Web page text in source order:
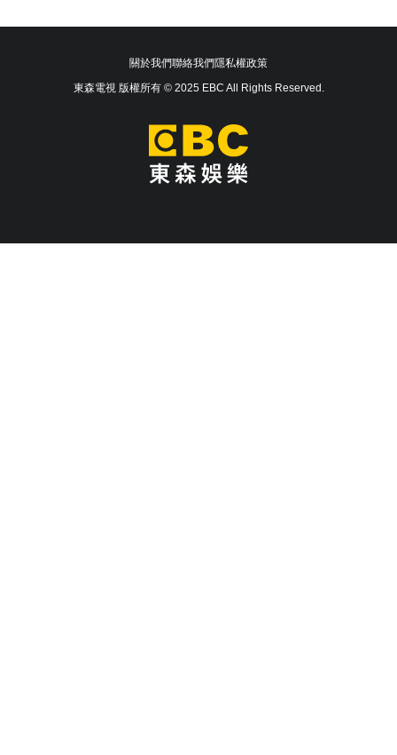
關於我們聯絡我們隱私權政策
東森電視 版權所有 © 2025 EBC All Rights Reserved.